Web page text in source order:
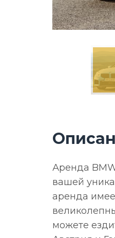
Аренда
вашей
аренда
можете